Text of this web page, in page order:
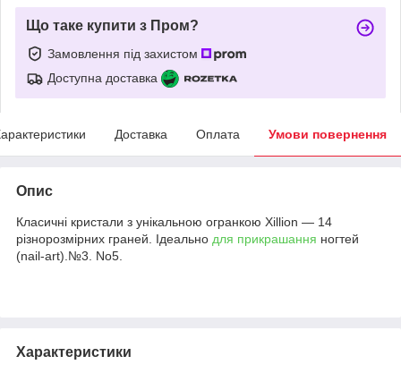
Що таке купити з Пром?
Замовлення під захистом
Доступна доставка
Доставка Оплата Умови повернення
Опис
Класичні кристали з унікальною огранкою Xillion — 14
різнорозмірних граней. Ідеально для прикрашання ногтей
(nail-art).№3. No5.
Характеристики